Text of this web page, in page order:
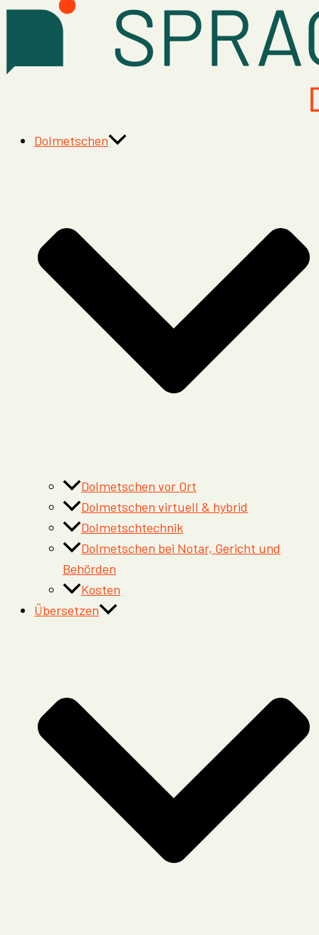
Dolmetschen
Dolmetschen vor Ort
Dolmetschen virtuell & hybrid
Dolmetschtechnik
Dolmetschen bei Notar, Gericht und
Behörden
Kosten
Übersetzen